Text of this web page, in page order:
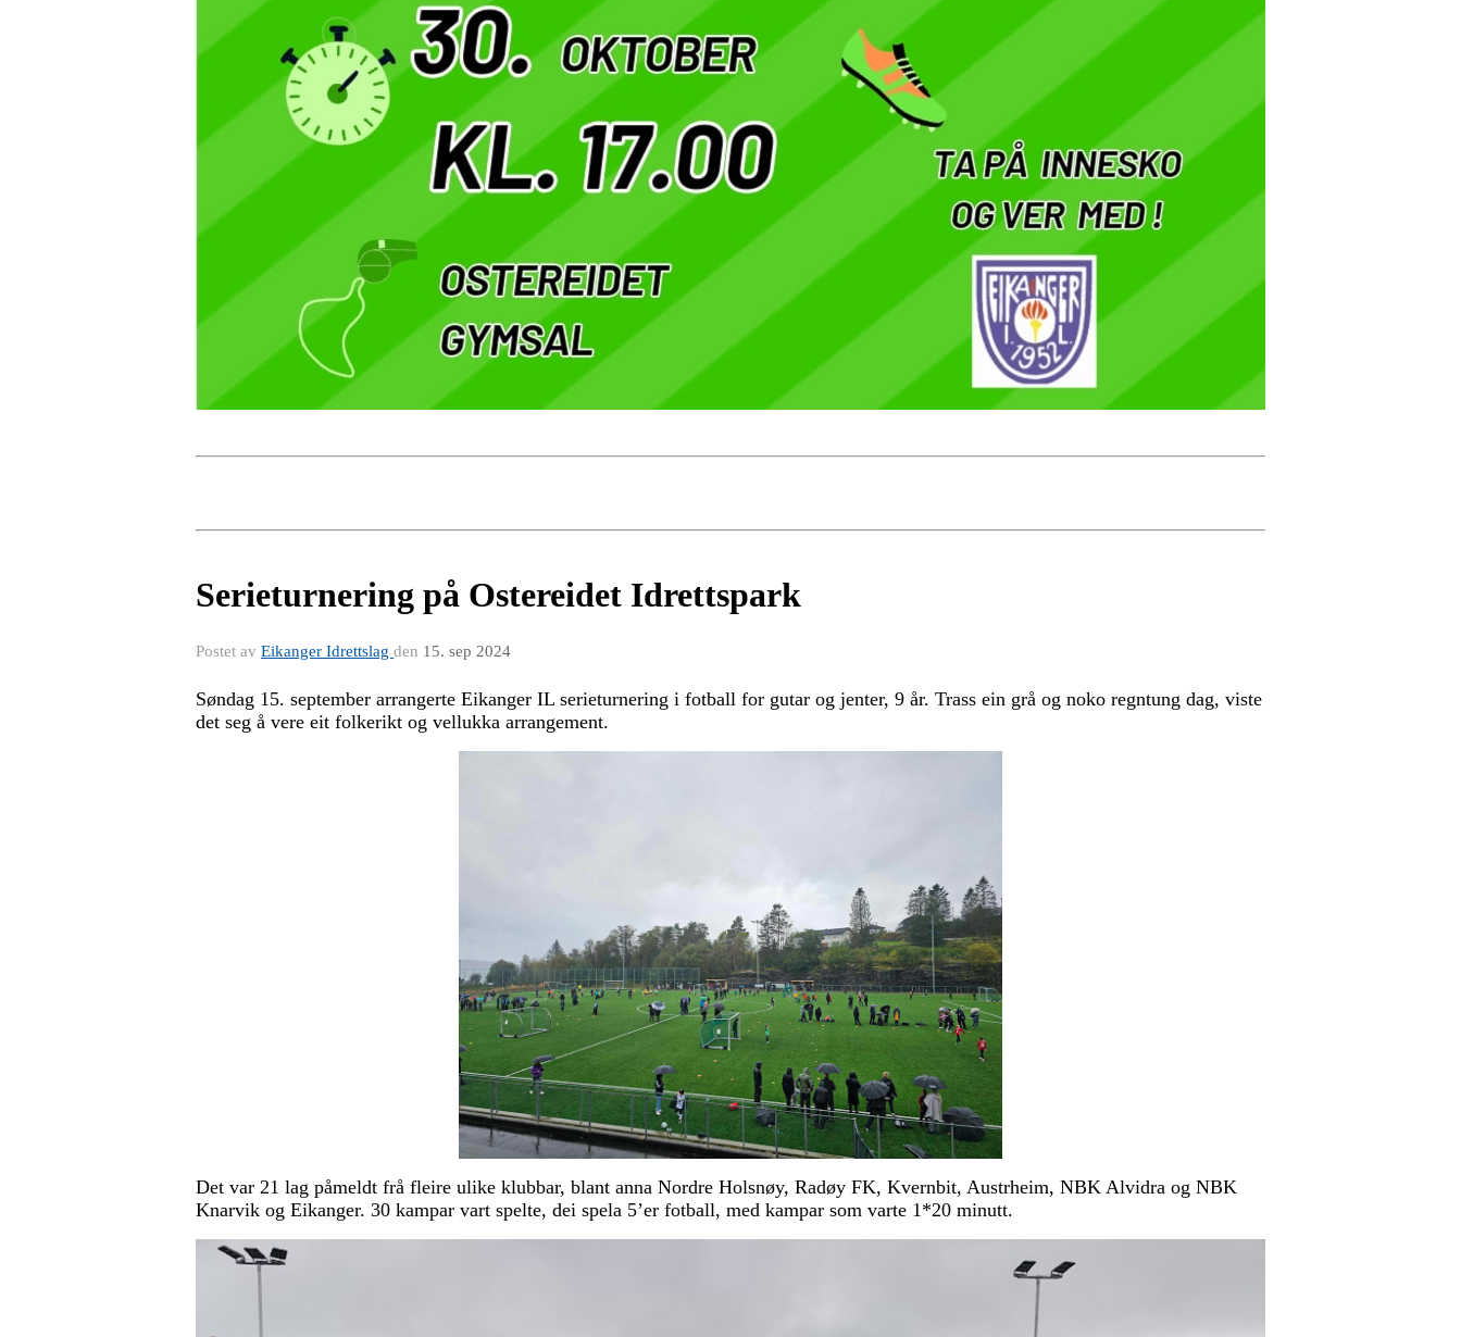
Serieturnering på Ostereidet Idrettspark
Postet av Eikanger Idrettslag den 15. sep 2024
Søndag 15. september arrangerte Eikanger IL serieturnering i fotball for gutar og jenter, 9 år. Trass ein grå og noko regntung dag, viste
det seg å vere eit folkerikt og vellukka arrangement.
Det var 21 lag påmeldt frå fleire ulike klubbar, blant anna Nordre Holsnøy, Radøy FK, Kvernbit, Austrheim, NBK Alvidra og NBK
Knarvik og Eikanger. 30 kampar vart spelte, dei spela 5’er fotball, med kampar som varte 1*20 minutt.